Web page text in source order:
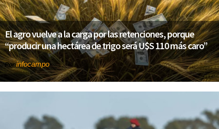
El agro vuelve a la carga por las retenciones, porque
“producir una hectárea de trigo será U$S 110 más caro”
Porinfocampo